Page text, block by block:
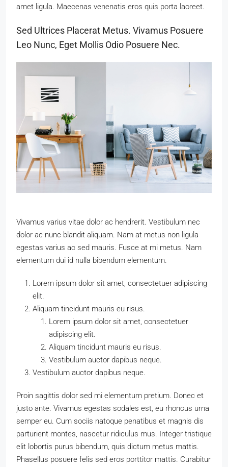
amet ligula. Maecenas venenatis eros quis porta laoreet.
Sed Ultrices Placerat Metus. Vivamus Posuere
Leo Nunc, Eget Mollis Odio Posuere Nec.
Vivamus varius vitae dolor ac hendrerit. Vestibulum nec
dolor ac nunc blandit aliquam. Nam at metus non ligula
egestas varius ac sed mauris. Fusce at mi metus. Nam
elementum dui id nulla bibendum elementum.
Lorem ipsum dolor sit amet, consectetuer adipiscing
elit.
Aliquam tincidunt mauris eu risus.
Lorem ipsum dolor sit amet, consectetuer
adipiscing elit.
Aliquam tincidunt mauris eu risus.
Vestibulum auctor dapibus neque.
Vestibulum auctor dapibus neque.
Proin sagittis dolor sed mi elementum pretium. Donec et
justo ante. Vivamus egestas sodales est, eu rhoncus urna
semper eu. Cum sociis natoque penatibus et magnis dis
parturient montes, nascetur ridiculus mus. Integer tristique
elit lobortis purus bibendum, quis dictum metus mattis.
Phasellus posuere felis sed eros porttitor mattis. Curabitur